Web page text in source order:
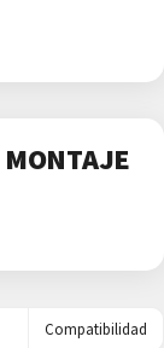
Compatibilidad